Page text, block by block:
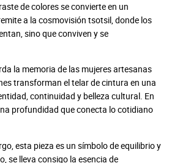
de colores se convierte en un
a la cosmovisión tsotsil, donde los
sino que conviven y se
la memoria de las mujeres artesanas
transforman el telar de cintura en una
continuidad y belleza cultural. En
profundidad que conecta lo cotidiano
esta pieza es un símbolo de equilibrio y
se lleva consigo la esencia de